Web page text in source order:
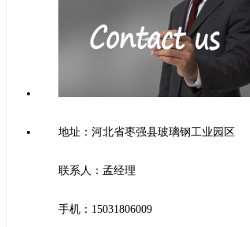
地址：河北省枣强县玻璃钢工业园区
联系人：孟经理
手机：15031806009